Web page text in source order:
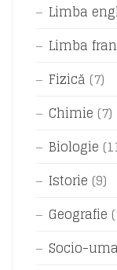
Limba
Limba
Fizică (7)
Chimie (7)
Biologie
Istorie (9)
Geografie
Socio-